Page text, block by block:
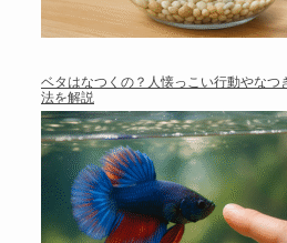
ベタはなつくの？人懐っこい行動やなつ
法を解説